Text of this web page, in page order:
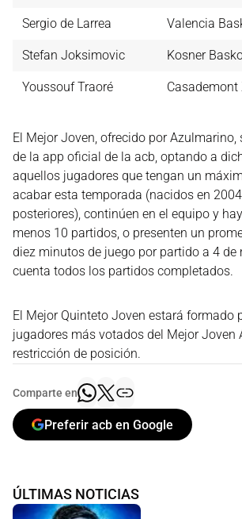
Sergio de Larrea Valencia
Stefan Joksimovic Kosner
Youssouf Traoré Casademont
El Mejor Joven, ofrecido por Azulmarino,
de la app oficial de la acb, optando a
aquellos jugadores que tengan un
acabar esta temporada (nacidos en
posteriores), continúen en el equipo y
menos 10 partidos, o presenten un
diez minutos de juego por partido a 4 de
cuenta todos los partidos completados.
El Mejor Quinteto Joven estará formado
jugadores más votados del Mejor Joven
restricción de posición.
Comparte en
Preferir acb en Google
ÚLTIMAS NOTICIAS